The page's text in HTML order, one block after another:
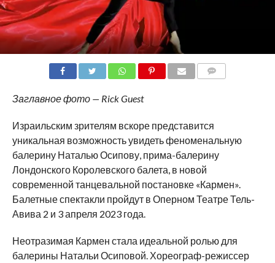
Заглавное фото — Rick Guest
Израильским зрителям вскоре представится
уникальная возможность увидеть феноменальную
балерину Наталью Осипову, прима-балерину
Лондонского Королевского балета, в новой
современной танцевальной постановке «Кармен».
Балетные спектакли пройдут в Оперном Театре Тель-
Авива 2 и 3 апреля 2023 года.
Неотразимая Кармен стала идеальной ролью для
балерины Натальи Осиповой. Хореограф-режиссер